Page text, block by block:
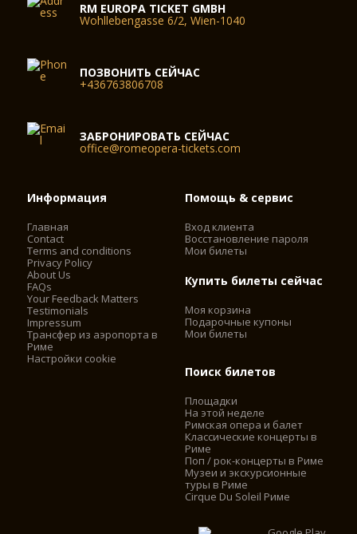
RM EUROPA TICKET GMBH
Wohllebengasse 6/2, Wien-1040
ПОЗВОНИТЬ СЕЙЧАС
+436763806708
ЗАБРОНИРОВАТЬ СЕЙЧАС
office@romeopera-tickets.com
Информация
Главная
Contact
Terms and conditions
Privacy Policy
About Us
FAQs
Your Feedback Matters
Testimonials
Impressum
Трансфер из аэропорта в
Риме
Настройки cookie
Помощь & сервис
Вход клиента
Восстановление пароля
Мои билеты
Купить билеты сейчас
Моя корзина
Подарочные купоны
Мои билеты
Поиск билетов
Площадки
На этой неделе
Римская опера и балет
Классические концерты в
Риме
Поп / рок-концерты в Риме
Музеи и экскурсионные
туры в Риме
Cirque Du Soleil Риме